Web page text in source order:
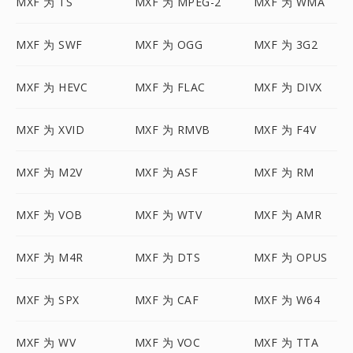
MXF 为 SWF MXF 为 OGG MXF 为 3G2
MXF 为 HEVC MXF 为 FLAC MXF 为 DIVX
MXF 为 XVID MXF 为 RMVB MXF 为 F4V
MXF 为 M2V MXF 为 ASF MXF 为 RM
MXF 为 VOB MXF 为 WTV MXF 为 AMR
MXF 为 M4R MXF 为 DTS MXF 为 OPUS
MXF 为 SPX MXF 为 CAF MXF 为 W64
MXF 为 WV MXF 为 VOC MXF 为 TTA